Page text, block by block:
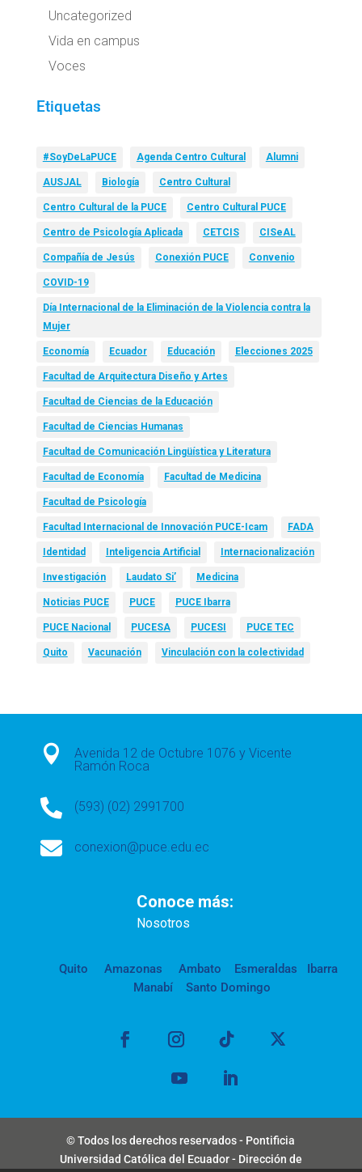
Uncategorized
Vida en campus
Voces
Etiquetas
#SoyDeLaPUCE Agenda Centro Cultural Alumni
AUSJAL Biología Centro Cultural
Centro Cultural de la PUCE Centro Cultural PUCE
Centro de Psicología Aplicada CETCIS CISeAL
Compañía de Jesús Conexión PUCE Convenio
COVID-19
Día Internacional de la Eliminación de la Violencia contra la
Mujer
Economía Ecuador Educación Elecciones 2025
Facultad de Arquitectura Diseño y Artes
Facultad de Ciencias de la Educación
Facultad de Ciencias Humanas
Facultad de Comunicación Lingüística y Literatura
Facultad de Economía Facultad de Medicina
Facultad de Psicología
Facultad Internacional de Innovación PUCE-Icam FADA
Identidad Inteligencia Artificial Internacionalización
Investigación Laudato Si’ Medicina
Noticias PUCE PUCE PUCE Ibarra
PUCE Nacional PUCESA PUCESI PUCE TEC
Quito Vacunación Vinculación con la colectividad

Avenida 12 de Octubre 1076 y Vicente
Ramón Roca
 (593) (02) 2991700
 conexion@puce.edu.ec
Conoce más:
Nosotros
Quito Amazonas Ambato Esmeraldas
Ibarra
Manabí
Santo Domingo
© Todos los derechos reservados - Pontificia
Universidad Católica del Ecuador - Dirección de